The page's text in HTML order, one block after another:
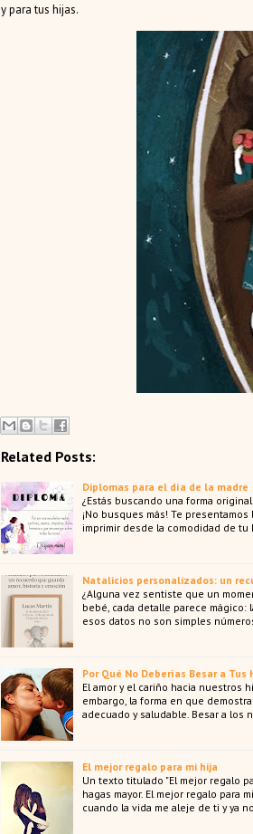
y para tus hijas.
Related Posts:
Diplomas para el día de la madre
¿Estás buscando una forma
¡No busques más! Te
imprimir desde la comodidad de tu
Natalicios personalizados: un
¿Alguna vez sentiste que un
bebé, cada detalle parece mágico:
esos datos no son simples
Por Qué No Deberías Besar a Tus
El amor y el cariño hacia nuestros
embargo, la forma en que
adecuado y saludable. Besar a los
El mejor regalo para mi hija
Un texto titulado "El mejor regalo
hagas mayor. El mejor regalo para
cuando la vida me aleje de ti y ya